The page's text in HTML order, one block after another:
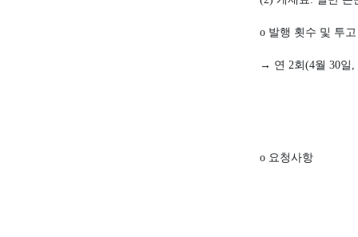
o 발행 횟수 및 투
→ 연 2회 (4월 30일 ,
o 요청사항